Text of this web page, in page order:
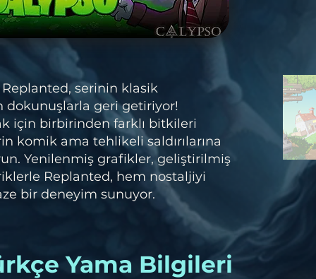
serinin klasik
dokunuşlarla geri getiriyor!
için birbirinden farklı bitkileri
komik ama tehlikeli saldırılarına
Yenilenmiş grafikler, geliştirilmiş
Replanted, hem nostaljiyi
bir deneyim sunuyor.
Yama Bilgileri